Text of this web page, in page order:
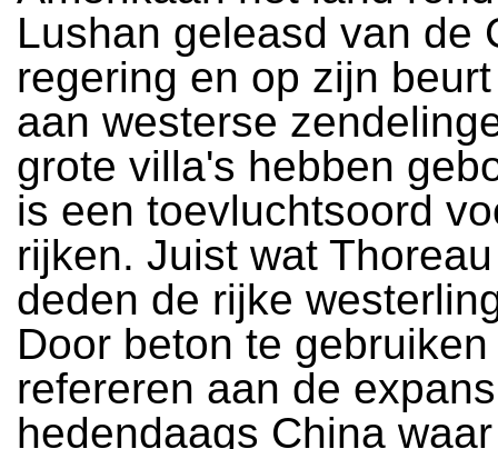
Lushan geleasd van de
regering en op zijn
aan westerse
grote villa's hebben
is een toevluchtsoord
rijken. Juist wat
deden de rijke
Door beton te
refereren aan de
hedendaags China